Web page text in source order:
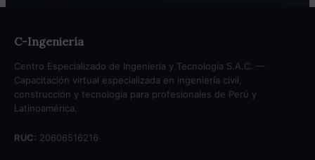
C-Ingeniería
Centro Especializado de Ingeniería y Tecnología S.A.C. —
Capacitación virtual especializada en ingeniería civil,
construcción y tecnología para profesionales de Perú y
Latinoamérica.
RUC: 20606516216